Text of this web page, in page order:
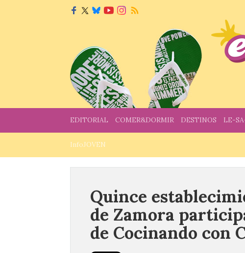
EDITORIAL COMER&DORMIR DESTINOS LE-
InfoJOVEN
Quince
de Zamora
de Cocinando con